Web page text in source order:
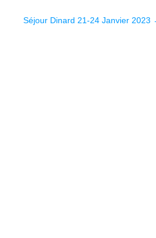
Séjour Dinard 21-24 Janvier 2023